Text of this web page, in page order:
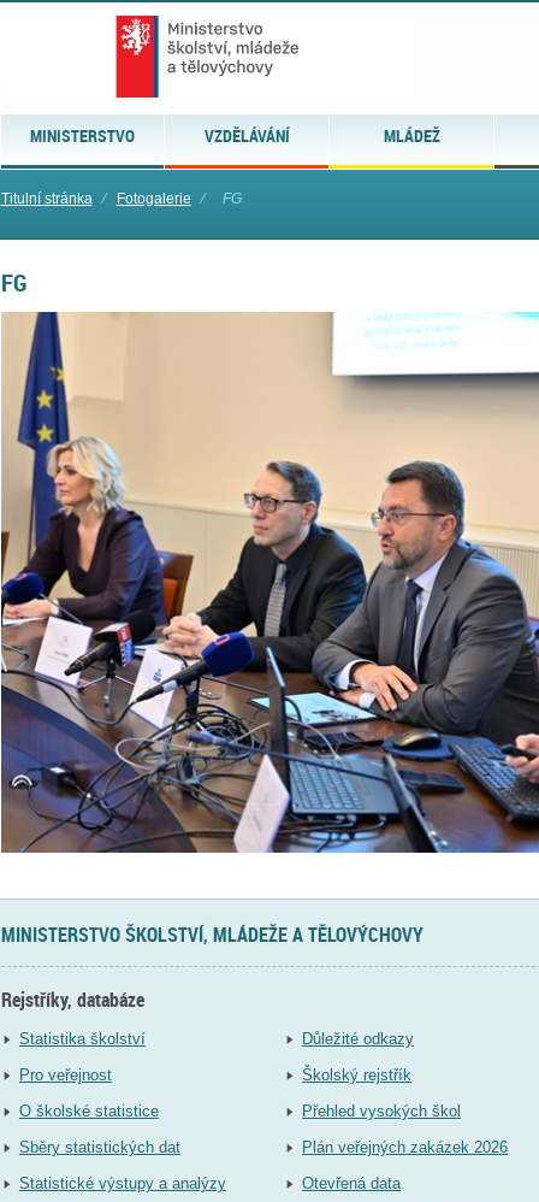
MINISTERSTVO VZDĚLÁVÁNÍ MLÁDEŽ
Titulní stránka ⁄ Fotogalerie ⁄ FG
FG
MINISTERSTVO ŠKOLSTVÍ, MLÁDEŽE A TĚLOVÝCHOVY
Rejstříky, databáze
Statistika školství
Pro veřejnost
O školské statistice
Sběry statistických dat
Statistické výstupy a analýzy
Důležité odkazy
Školský rejstřík
Přehled vysokých škol
Plán veřejných zakázek 2026
Otevřená data